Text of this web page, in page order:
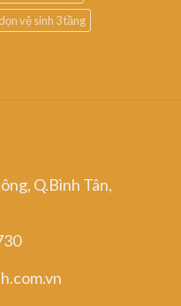
vệ sinh 3 tầng
Q.Bình Tân,